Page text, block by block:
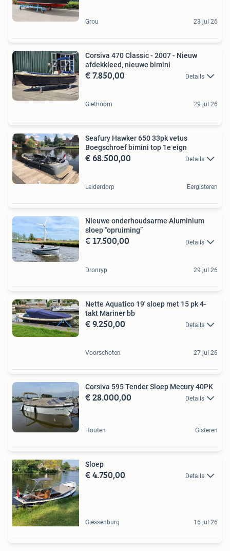
Grou 23 jul 26
Corsiva 470 Classic - 2007 - Nieuw
afdekkleed, nieuwe bimini
€ 7.850,00 Details
Giethoorn 29 jul 26
Seafury Hawker 650 33pk vetus
Boegschroef bimini top 1e eign
€ 68.500,00 Details
Leiderdorp Eergisteren
Nieuwe onderhoudsarme Aluminium
sloep “opruiming”
€ 17.500,00 Details
Dronryp 29 jul 26
Nette Aquatico 19' sloep met 15 pk 4-
takt Mariner bb
€ 9.250,00 Details
Voorschoten 27 jul 26
Corsiva 595 Tender Sloep Mecury 40PK
€ 28.000,00 Details
Houten Gisteren
Sloep
€ 4.750,00 Details
Giessenburg 16 jul 26